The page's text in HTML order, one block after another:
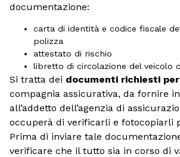
documentazione:
carta di identità e codice fiscale
polizza
attestato di rischio
libretto di circolazione del veicolo
Si tratta dei documenti richiesti
compagnia assicurativa, da fornire
all’addetto dell’agenzia di
occuperà di verificarli e fotocopiarli
Prima di inviare tale
verificare che il tutto sia in corso di